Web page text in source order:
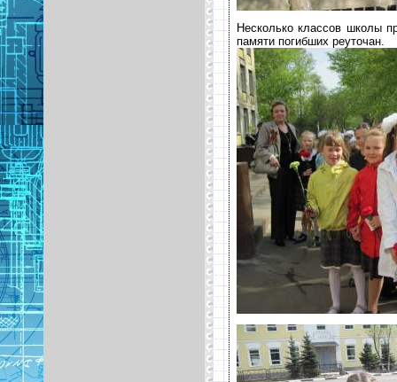
Несколько классов школы
памяти погибших реуточан.